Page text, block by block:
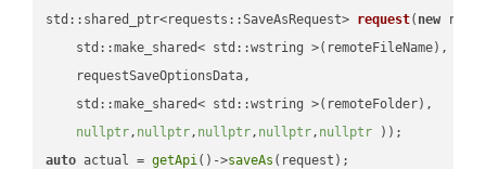
std::shared_ptr<requests::SaveAsRequest> request( new
    std::make_shared< std::wstring >(remoteFileName),
    requestSaveOptionsData,
    std::make_shared< std::wstring >(remoteFolder),
nullptr, nullptr, nullptr, nullptr, nullptr ))
auto actual = getApi()->saveAs (request);